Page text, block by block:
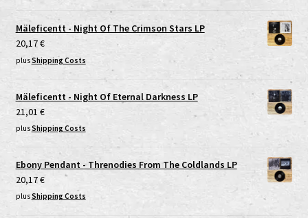
Mäleficentt - Night Of The Crimson Stars LP
20,17€
plusShipping Costs
Mäleficentt - Night Of Eternal Darkness LP
21,01 €
plusShipping Costs
Ebony Pendant - Threnodies From The Coldlands LP
20,17€
plusShipping Costs